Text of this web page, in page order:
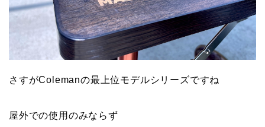
さすがColemanの最上位モデルシリーズですね
屋外での使用のみならず